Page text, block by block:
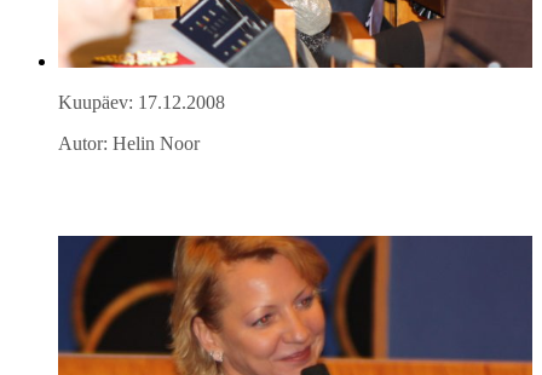
Kuupäev: 17.12.2008
Autor: Helin Noor